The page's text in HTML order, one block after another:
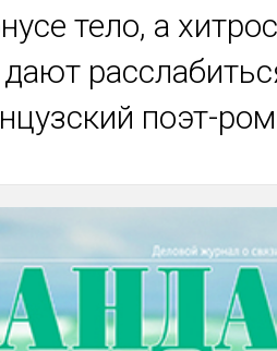
тело, а
дают
поэт-